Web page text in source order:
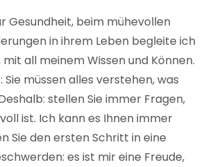
Gesundheit, beim mühevollen
in ihrem Leben begleite ich
all meinem Wissen und Können.
Sie müssen alles verstehen, was
stellen Sie immer Fragen,
ist. Ich kann es Ihnen immer
Sie den ersten Schritt in eine
es ist mir eine Freude,